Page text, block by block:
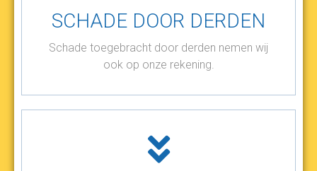
SCHADE DOOR DERDEN
Schade toegebracht door derden nemen wij
ook op onze rekening.